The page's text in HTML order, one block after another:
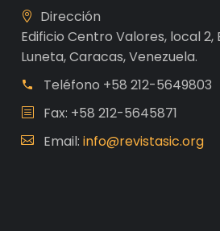
Dirección
Edificio Centro Valores, local 2,
Luneta, Caracas, Venezuela.
Teléfono +58 212-5649803
Fax: +58 212-5645871
Email: info@revistasic.org